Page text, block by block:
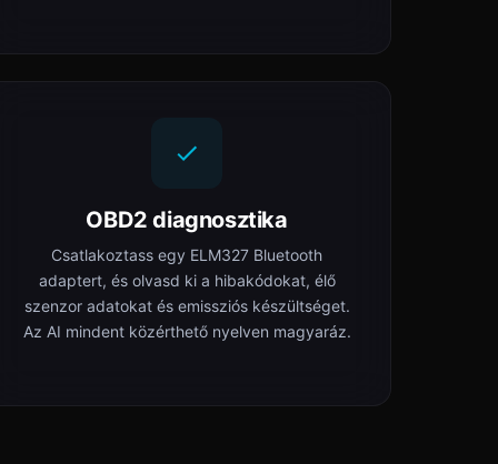
OBD2 diagnosztika
Csatlakoztass egy ELM327 Bluetooth
adaptert, és olvasd ki a hibakódokat, élő
szenzor adatokat és emissziós készültséget.
Az AI mindent közérthető nyelven magyaráz.